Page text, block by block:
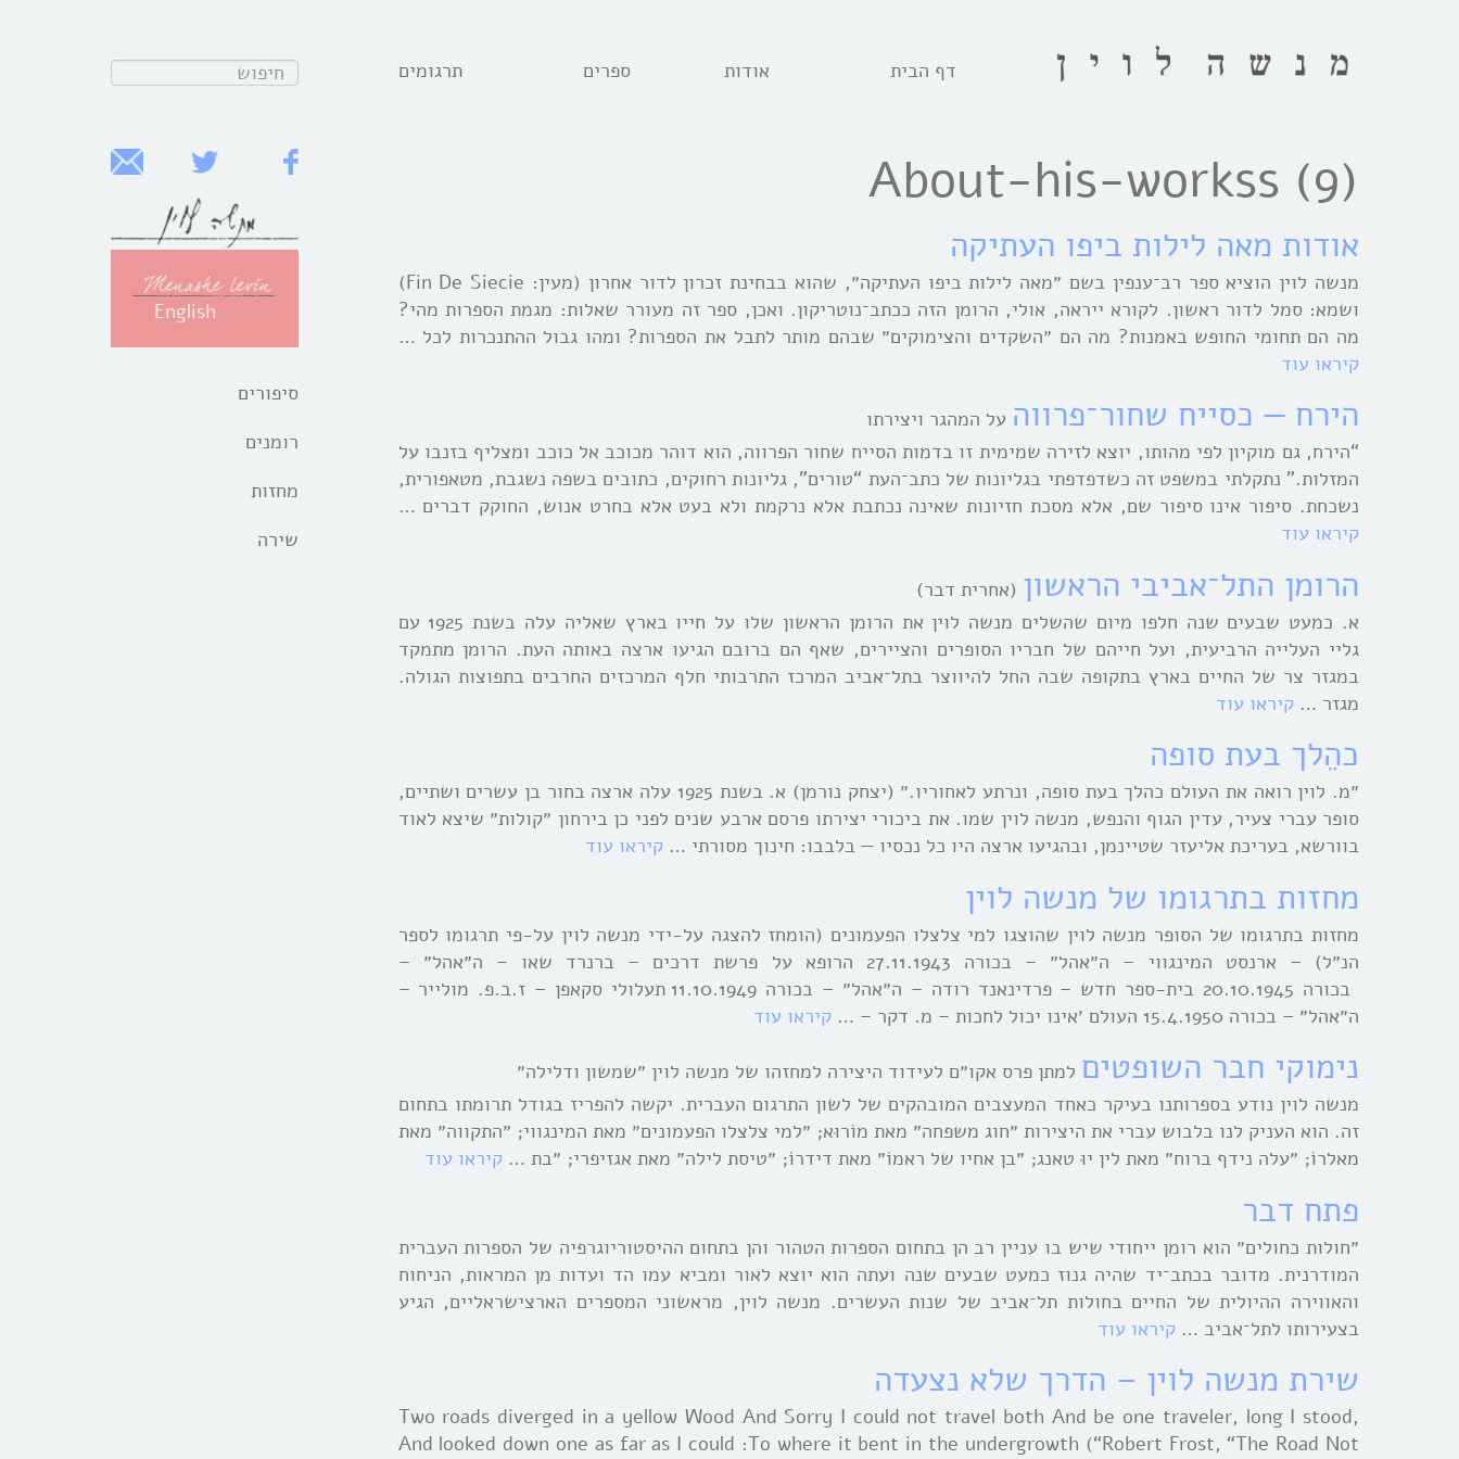
דף הבית אודות ספרים תרגומים חפש:
About-his-workss (9)
אודות מאה לילות ביפו העתיקה
מנשה לוין הוציא ספר רב־ענפין בשם ״מאה לילות ביפו העתיקה״, שהוא בבחינת זכרון לדור אחרון (מעין: Fin De Siecie)
ושמא: סמל לדור ראשון. לקורא ייראה, אולי, הרומן הזה ככתב־נוטריקון. ואכן, ספר זה מעורר שאלות: מגמת הספרות מהי?
מה הם תחומי החופש באמנות? מה הם ״השקדים והצימוקים״ שבהם מותר לתבל את הספרות? ומהו גבול ההתנכרות לכל …
קיראו עוד
הירח — כסייח שחור־פרווה על המהגר ויצירתו
“הירח, גם מוקיון לפי מהותו, יוצא לזירה שמימית זו בדמות הסייח שחור הפרווה, הוא דוהר מכוכב אל כוכב ומצליף בזנבו על
המזלות.” נתקלתי במשפט זה כשדפדפתי בגליונות של כתב־העת “טורים”, גליונות רחוקים, כתובים בשפה נשגבת, מטאפורית,
נשכחת. סיפור אינו סיפור שם, אלא מסכת חזיונות שאינה נכתבת אלא נרקמת ולא בעט אלא בחרט אנוש, החוקק דברים …
קיראו עוד
הרומן התל־אביבי הראשון (אחרית דבר)
א. כמעט שבעים שנה חלפו מיום שהשלים מנשה לוין את הרומן הראשון שלו על חייו בארץ שאליה עלה בשנת 1925 עם
גליי העלייה הרביעית, ועל חייהם של חבריו הסופרים והציירים, שאף הם ברובם הגיעו ארצה באותה העת. הרומן מתמקד
במגזר צר של החיים בארץ בתקופה שבה החל להיווצר בתל־אביב המרכז התרבותי חלף המרכזים החרבים בתפוצות הגולה.
מגזר … קיראו עוד
כהֵלך בעת סופה
״מ. לוין רואה את העולם כהלך בעת סופה, ונרתע לאחוריו.״ (יצחק נורמן) א. בשנת 1925 עלה ארצה בחור בן עשרים ושתיים,
סופר עברי צעיר, עדין הגוף והנפש, מנשה לוין שמו. את ביכורי יצירתו פרסם ארבע שנים לפני כן בירחון ״קולות״ שיצא לאוד
בוורשא, בעריכת אליעזר שטיינמן, ובהגיעו ארצה היו כל נכסיו — בלבבו: חינוך מסורתי … קיראו עוד
מחזות בתרגומו של מנשה לוין
מחזות בתרגומו של הסופר מנשה לוין שהוצגו למי צלצלו הפעמונים (הומחז להצגה על-ידי מנשה לוין על-פי תרגומו לספר
הנ״ל) – ארנסט המינגווי – ה״אהל״ – בכורה 27.11.1943 הרופא על פרשת דרכים – ברנרד שאו – ה״אהל״ –
בכורה 20.10.1945 בית-ספר חדש – פרדינאנד רודה – ה״אהל״ – בכורה 11.10.1949 תעלולי סקאפן – ז.ב.פ. מולייר –
ה״אהל״ – בכורה 15.4.1950 העולם ׳אינו יכול לחכות – מ. דקר – …
קיראו עוד
נימוקי חבר השופטים למתן פרס אקו״ם לעידוד היצירה למחזהו של מנשה לוין ״שמשון ודלילה״
מנשה לוין נודע בספרותנו בעיקר כאחד המעצבים המובהקים של לשון התרגום העברית. יקשה להפריז בגודל תרומתו בתחום
זה. הוא העניק לנו בלבוש עברי את היצירות ״חוג משפחה״ מאת מוֹרוּא; ״למי צלצלו הפעמונים״ מאת המינגווי; ״התקווה״ מאת
מאלרוֹ; ״עלה נידף ברוח״ מאת לין יוּ טאנג; ״בן אחיו של ראמוֹ״ מאת דידרוֹ; ״טיסת לילה״ מאת אגזיפרי; ״בת … קיראו עוד
פתח דבר
״חולות כחולים״ הוא רומן ייחודי שיש בו עניין רב הן בתחום הספרות הטהור והן בתחום ההיסטוריוגרפיה של הספרות העברית
המודרנית. מדובר בכתב־יד שהיה גנוז כמעט שבעים שנה ועתה הוא יוצא לאור ומביא עמו הד ועדות מן המראות, הניחוח
והאווירה ההיולית של החיים בחולות תל־אביב של שנות העשרים. מנשה לוין, מראשוני המספרים הארצישראליים, הגיע
בצעירותו לתל־אביב … קיראו עוד
שירת מנשה לוין – הדרך שלא נצעדה
,Two roads diverged in a yellow Wood And Sorry I could not travel both And be one traveler, long I stood
And looked down one as far as I could :To where it bent in the undergrowth (“Robert Frost, “The Road Not
English
סיפורים
רומנים
מחזות
שירה